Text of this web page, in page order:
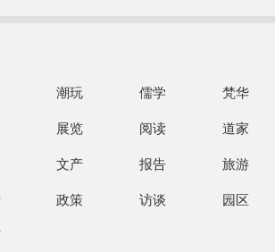
潮玩 儒学 梵华
展览 阅读 道家
文产 报告 旅游
政策 访谈 园区